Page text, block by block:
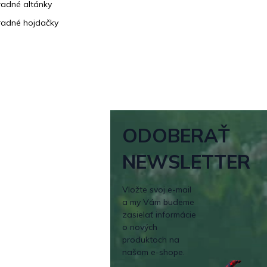
altánky
hojdačky
ODOBERAŤ
NEWSLETTER
Vložte svoj e-mail
a my Vám budeme
zasielať informácie
o nových
produktoch na
našom e-shope.